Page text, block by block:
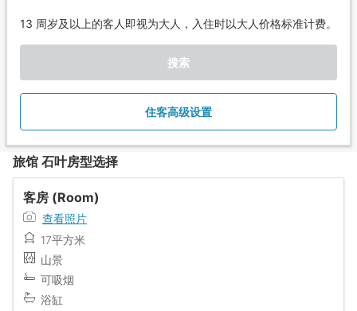
13 周岁及以上的客人即视为大人，入住时以大人价格标准计费。
搜索
住客高级设置
旅馆 石叶房型选择
客房 (Room)
查看照片
17平方米
山景
可吸烟
浴缸